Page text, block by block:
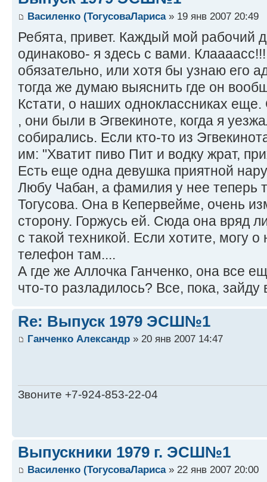
Василенко (ТогусоваЛариса» 19 янв 2007 20:49
Ребята, привет. Каждый мой рабочий
одинаково- я здесь с вами.
обязательно, или хотя бы узнаю его
тогда же думаю выяснить где он
Кстати, о наших одноклассниках
, они были в Эгвекиноте, когда я
собирались. Если кто-то из
им: "Хватит пиво Пит и водку жрат,
Есть еще одна девушка приятной
Любу Чабан, а фамилия у нее теперь
Тогусова. Она в Кепервейме, очень
сторону. Горжусь ей. Сюда она вряд
с такой техникой. Если хотите, могу
телефон там....
А где же Аллочка Ганченко, она все
что-то разладилось? Все, пока, зайду
Re: Выпуск 1979 ЭСШ№1
Ганченко Александр » 20 янв 2007 14:47
Звоните +7-924-853-22-04
Выпускники 1979 г. ЭСШ№1
Василенко (ТогусоваЛариса» 22 янв 2007 20:00